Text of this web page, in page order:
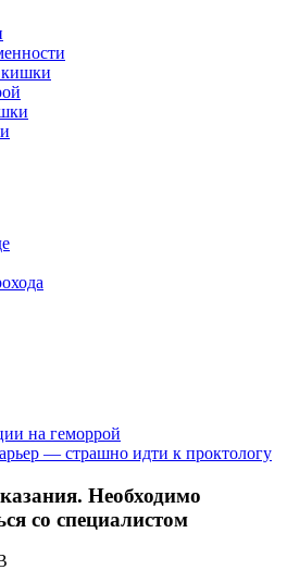
на геморрой
— страшно идти к проктологу
Необходимо
со специалистом